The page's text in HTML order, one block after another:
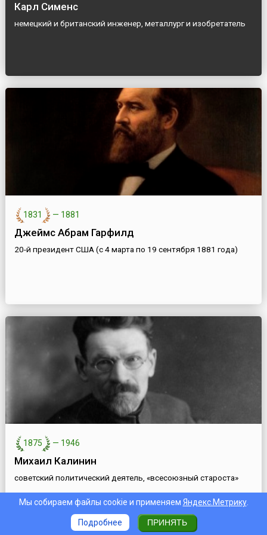
Карл Сименс
немецкий и британский инженер, металлург и изобретатель
1831 — 1881
Джеймс Абрам Гарфилд
20-й президент США (с 4 марта по 19 сентября 1881 года)
1875 — 1946
Михаил Калинин
советский политический деятель, «всесоюзный староста»
Мы собираем файлы cookie и применяем Яндекс.Метрику.
Подробнее ПРИНЯТЬ